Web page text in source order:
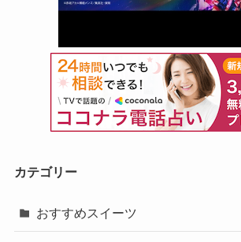
カテゴリー
おすすめスイーツ